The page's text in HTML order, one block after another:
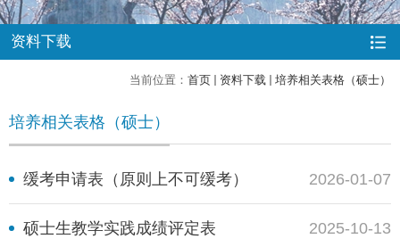
资料下载
当前位置： 首页 资料下载 培养相关表格（硕士）
培养相关表格（硕士）
缓考申请表（原则上不可缓考） 2026-01-07
硕士生教学实践成绩评定表 2025-10-13